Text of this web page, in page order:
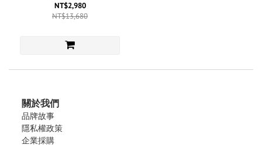
NT$2,980
NT$13,680
關於我們
品牌故事
隱私權政策
企業採購